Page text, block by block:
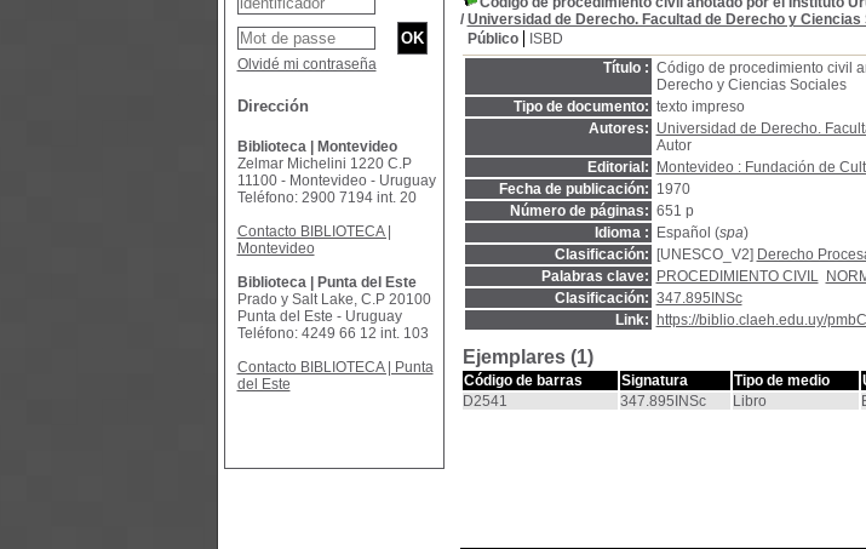
/ Universidad de Derecho. Facultad de Derecho y
Público
ISBD
Título : Código de procedimiento civil
Derecho y Ciencias Sociales
Tipo de documento: texto impreso
Autores: Universidad de Derecho.
Autor
Editorial:
Montevideo : Fundación de
Fecha de publicación: 1970
Número de páginas: 651 p
Idioma :
Español (spa)
Clasificación:
[UNESCO_V2] Derecho
Palabras clave:
PROCEDIMIENTO CIVIL
Clasificación: 347.895INSc
Link:
https://biblio.claeh.edu.uy/
Ejemplares (1)
Código de barras Signatura Tipo de medio
D2541
347.895INSc Libro
Olvidé mi contraseña
Dirección
Biblioteca | Montevideo
Zelmar Michelini 1220 C.P
11100 - Montevideo - Uruguay
Teléfono: 2900 7194 int. 20
Contacto BIBLIOTECA |
Montevideo
Biblioteca | Punta del Este
Prado y Salt Lake, C.P 20100
Punta del Este - Uruguay
Teléfono: 4249 66 12 int. 103
Contacto BIBLIOTECA | Punta
del Este